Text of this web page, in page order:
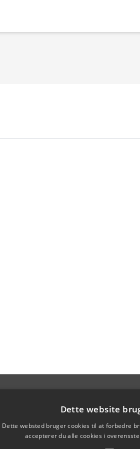
Dette website
Dette websted bruger cookies til at forbedre
accepterer du alle cookies i